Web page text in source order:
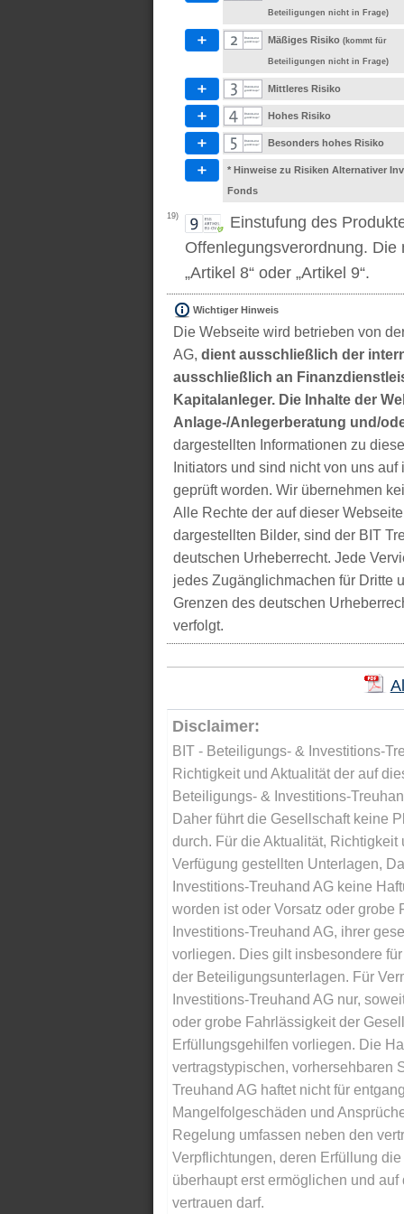
Beteiligungen nicht in Frage)
Mäßiges Risiko (kommt für
Beteiligungen nicht in Frage)
Mittleres Risiko
Hohes Risiko
Besonders hohes Risiko
* Hinweise zu Risiken Alternativer
Fonds
19)
Einstufung des
Offenlegungsverordnung. Die
„Artikel 8“ oder „Artikel 9“.
Wichtiger Hinweis
Die Webseite wird betrieben von
AG, dient ausschließlich der
ausschließlich an
Kapitalanleger. Die Inhalte der
Anlage-/Anlegerberatung und/
dargestellten Informationen zu
Initiators und sind nicht von uns
geprüft worden. Wir übernehmen
Alle Rechte der auf dieser
dargestellten Bilder, sind der BIT
deutschen Urheberrecht. Jede
jedes Zugänglichmachen für Dritte
Grenzen des deutschen
verfolgt.
Disclaimer:
BIT - Beteiligungs- & Investitions-
Richtigkeit und Aktualität der auf
Beteiligungs- & Investitions-
Daher führt die Gesellschaft keine
durch. Für die Aktualität,
Verfügung gestellten Unterlagen,
Investitions-Treuhand AG keine
worden ist oder Vorsatz oder
Investitions-Treuhand AG, ihrer
vorliegen. Dies gilt insbesondere
der Beteiligungsunterlagen. Für
Investitions-Treuhand AG nur,
oder grobe Fahrlässigkeit der
Erfüllungsgehilfen vorliegen. Die
vertragstypischen, vorhersehbaren
Treuhand AG haftet nicht für
Mangelfolgeschäden und
Regelung umfassen neben den
Verpflichtungen, deren Erfüllung
überhaupt erst ermöglichen und
vertrauen darf.